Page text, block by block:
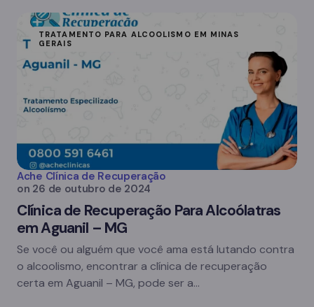
TRATAMENTO PARA ALCOOLISMO EM MINAS
GERAIS
Ache Clínica de Recuperação
on 26 de outubro de 2024
Clínica de Recuperação Para Alcoólatras
em Aguanil – MG
Se você ou alguém que você ama está lutando contra
o alcoolismo, encontrar a clínica de recuperação
certa em Aguanil – MG, pode ser a…